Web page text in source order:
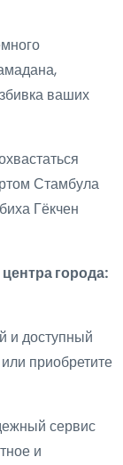
ваших
Стамбула
Гёкчен
города:
и доступный
приобретите
сервис
и